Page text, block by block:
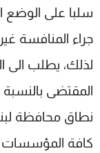
سلبا على الوضع
جراء المنافسة
لذلك، يطلب الى
المقتضى
نطاق محافظة
كافة المؤسسات